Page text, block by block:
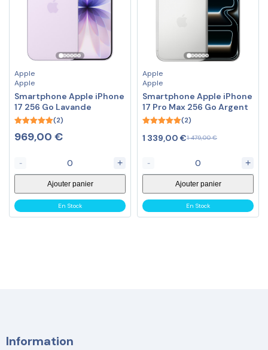
Apple
Apple
Smartphone Apple iPhone
17 256 Go Lavande
out of 5
(2)
969,00 €
- +
Ajouter panier
En Stock
Apple
Apple
Smartphone Apple iPhone
17 Pro Max 256 Go Argent
out of 5
(2)
1 479,00€
1 339,00 €
- +
Ajouter panier
En Stock
Information